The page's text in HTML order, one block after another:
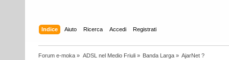
Indice Aiuto Ricerca Accedi Registrati
Forum e-moka » ADSL nel Medio Friuli» Banda Larga» AjarNet ?